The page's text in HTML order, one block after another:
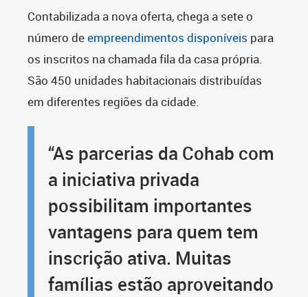
Contabilizada a nova oferta, chega a sete o
número deempreendimentos disponíveis para
os inscritos na chamada fila da casa própria.
São 450 unidades habitacionais distribuídas
em diferentes regiões da cidade.
“As parcerias da Cohab com
a iniciativa privada
possibilitam importantes
vantagens para quem tem
inscrição ativa. Muitas
famílias estão aproveitando